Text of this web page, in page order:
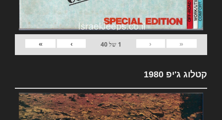
«
‹
1 של40
›
»
קטלוג ג'יפ 1980